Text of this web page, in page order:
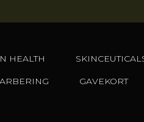
HEALTH
GAVEKORT